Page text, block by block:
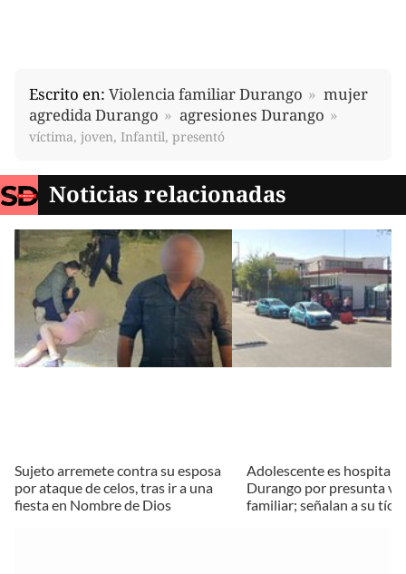
Escrito en: Violencia familiar Durango
mujer
agredida Durango
agresiones Durango
víctima, joven, Infantil, presentó
Noticias relacionadas
Sujeto arremete contra su esposa
por ataque de celos, tras ir a una
fiesta en Nombre de Dios
Adolescente es
Durango por presunta
familiar; señalan a su tío